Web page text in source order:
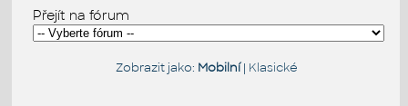
Přejít na fórum
Zobrazit jako: Mobilní| Klasické